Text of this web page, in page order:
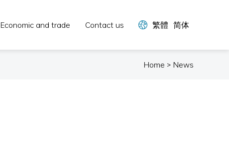
Economic and trade Contact us 繁體 简体
Home > News